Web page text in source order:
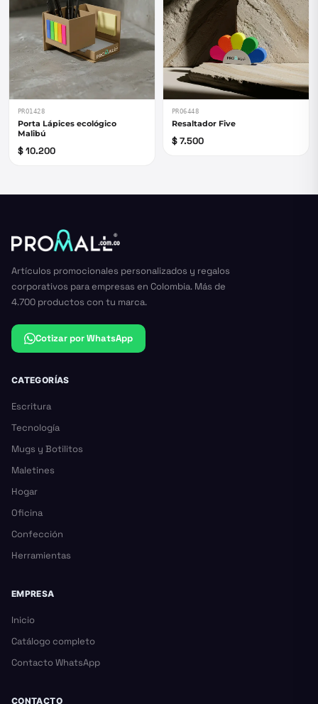
PRO1428
Porta Lápices ecológico
Malibú
$ 10.200
PRO6448
Resaltador Five
$ 7.500
Artículos promocionales personalizados y regalos
corporativos para empresas en Colombia. Más de
4.700 productos con tu marca.
Cotizar por WhatsApp
CATEGORÍAS
Escritura
Tecnología
Mugs y Botilitos
Maletines
Hogar
Oficina
Confección
Herramientas
EMPRESA
Inicio
Catálogo completo
Contacto WhatsApp
CONTACTO